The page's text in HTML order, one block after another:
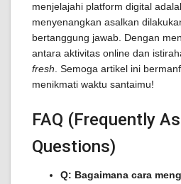
menjelajahi platform digital
menyenangkan asalkan
bertanggung jawab. Dengan
antara aktivitas online dan
fresh . Semoga artikel ini
menikmati waktu santaimu!
FAQ (Frequently
Questions)
Q: Bagaimana cara